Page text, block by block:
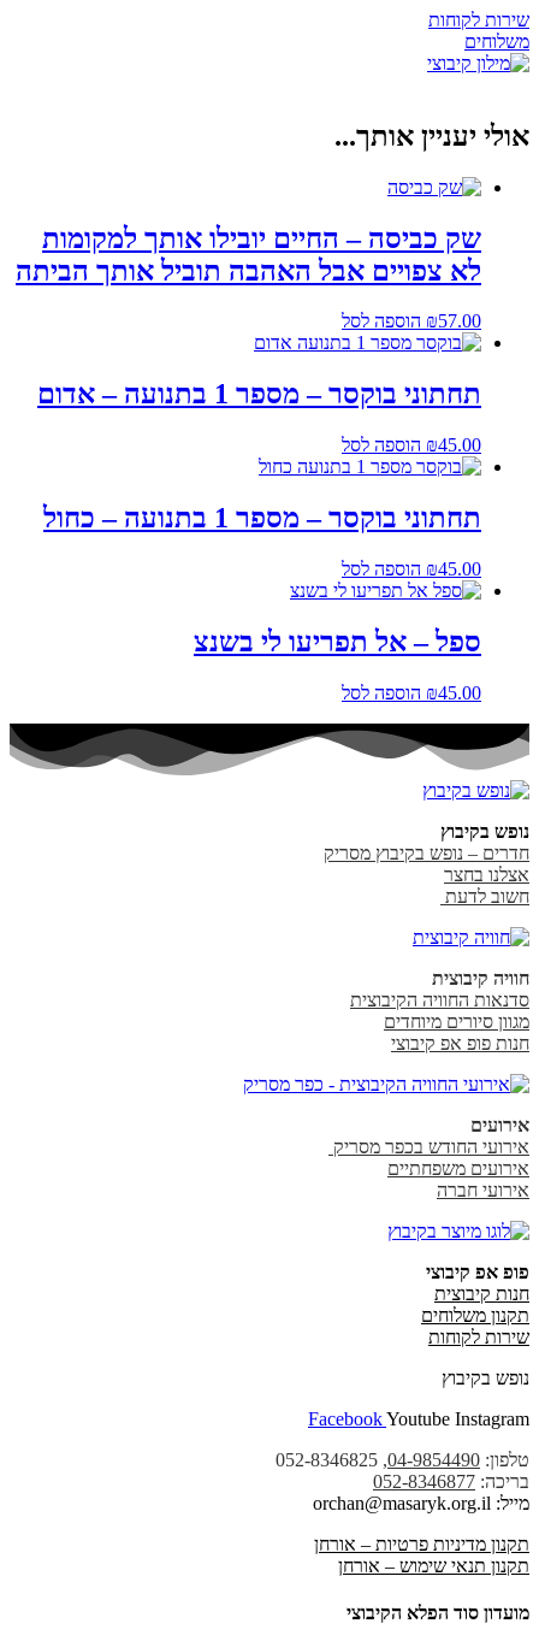
שירות לקוחות
משלוחים
אולי יעניין אותך...
שק כביסה – החיים יובילו אותך למקומות
לא צפויים אבל האהבה תוביל אותך הביתה
₪57.00 הוספה לסל
תחתוני בוקסר – מספר 1 בתנועה – אדום
₪45.00 הוספה לסל
תחתוני בוקסר – מספר 1 בתנועה – כחול
₪45.00 הוספה לסל
ספל – אל תפריעו לי בשנצ
₪45.00 הוספה לסל
נופש בקיבוץ
חדרים – נופש בקיבוץ מסריק
אצלנו בחצר
חשוב לדעת
חוויה קיבוצית
סדנאות החוויה הקיבוצית
מגוון סיורים מיוחדים
חנות פופ אפ קיבוצי
אירועים
אירועי החודש בכפר מסריק
אירועים משפחתיים
אירועי חברה
פופ אפ קיבוצי
חנות קיבוצית
תקנון משלוחים
שירות לקוחות
נופש בקיבוץ
FacebookYoutube Instagram
טלפון: 04-9854490
, 052-8346825
בריכה: 052-8346877
מייל: orchan@masaryk.org.il
תקנון מדיניות פרטיות – אורחן
תקנון תנאי שימוש – אורחן
מועדון סוד הפלא הקיבוצי